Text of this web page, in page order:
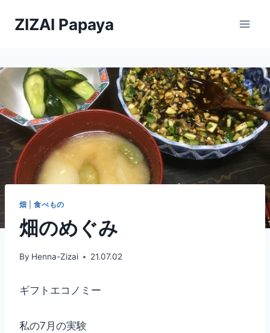
キ
プ
ZIZAI Papaya
畑 |食べもの
畑のめぐみ
By Henna-Zizai 21.07.02
ギフトエコノミー
私の7月の実験